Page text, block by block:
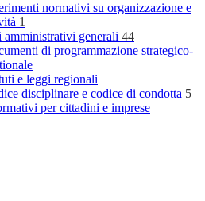
normativi su organizzazione e
1
amministrativi generali 44
di programmazione strategico-
e leggi regionali
disciplinare e codice di condotta 5
per cittadini e imprese